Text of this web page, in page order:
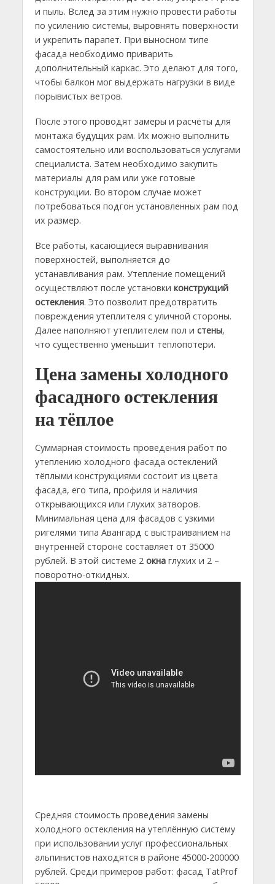
и пыль. Вслед за этим нужно провести работы
по усилению системы, выровнять поверхности
и укрепить парапет. При выносном типе
фасада необходимо приварить
дополнительный каркас. Это делают для того,
чтобы балкон мог выдержать нагрузки в виде
порывистых ветров.
После этого проводят замеры и расчёты для
монтажа будущих рам. Их можно выполнить
самостоятельно или воспользоваться услугами
специалиста. Затем необходимо закупить
материалы для рам или уже готовые
конструкции. Во втором случае может
потребоваться подгон установленных рам под
их размер.
Все работы, касающиеся выравнивания
поверхностей, выполняется до
устанавливания рам. Утепление помещений
осуществляют после установки конструкций
остекления. Это позволит предотвратить
повреждения утеплителя с уличной стороны.
Далее наполняют утеплителем пол и стены,
что существенно уменьшит теплопотери.
Цена замены холодного
фасадного остекления
на тёплое
Суммарная стоимость проведения работ по
утеплению холодного фасада остеклений
тёплыми конструкциями состоит из цвета
фасада, его типа, профиля и наличия
открывающихся или глухих затворов.
Минимальная цена для фасадов с узкими
ригелями типа Авангард с выстраиванием на
внутренней стороне составляет от 35000
рублей. В этой системе 2 окнаглухих и 2 –
поворотно-откидных.
Средняя стоимость проведения замены
холодного остекления на утеплённую систему
при использовании услуг профессиональных
альпинистов находятся в районе 45000-200000
рублей. Среди примеров работ: фасад TatProf